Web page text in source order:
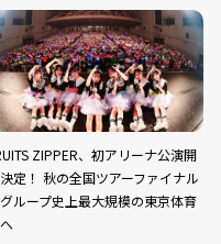
ZIPPER、初アリーナ公演開
定！ 秋の全国ツアーファイナル
ループ史上最大規模の東京体育